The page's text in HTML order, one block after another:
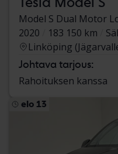
Model S Dual Motor
2020
183 150 km
Linköping
Johtava tarjous:
Rahoituksen kanssa
elo 13